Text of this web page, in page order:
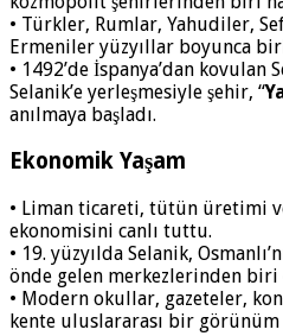
• Türkler, Rumlar, Yahudiler,
Ermeniler yüzyıllar boyunca
• 1492’de İspanya’dan
Selanik’e yerleşmesiyle şehir, “
anılmaya başladı.
Ekonomik Yaşam
• Liman ticareti, tütün üretimi
ekonomisini canlı tuttu.
• 19. yüzyılda Selanik,
önde gelen merkezlerinden biri
• Modern okullar, gazeteler,
kente uluslararası bir görünüm